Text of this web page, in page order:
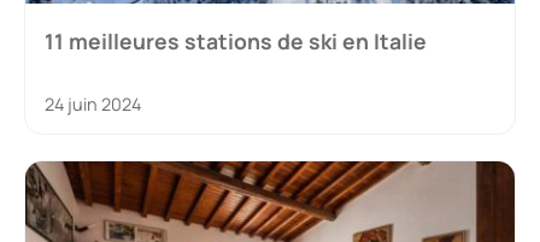
11 meilleures stations de ski en Italie
24 juin 2024